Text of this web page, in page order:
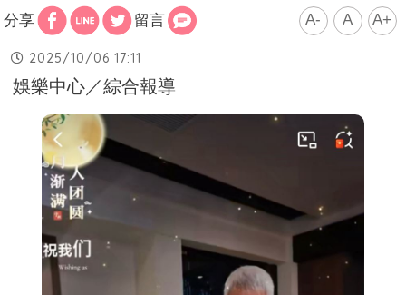
分享 留言 A- A A+
2025/10/06 17:11
娛樂中心／綜合報導